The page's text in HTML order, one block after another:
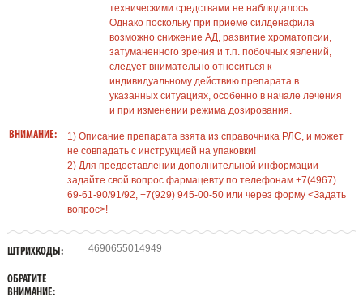
техническими средствами не наблюдалось.
Однако поскольку при приеме силденафила
возможно снижение АД, развитие хроматопсии,
затуманенного зрения и т.п. побочных явлений,
следует внимательно относиться к
индивидуальному действию препарата в
указанных ситуациях, особенно в начале лечения
и при изменении режима дозирования.
ВНИМАНИЕ:
1) Описание препарата взята из справочника РЛС, и может
не совпадать с инструкцией на упаковки!
2) Для предоставлении дополнительной информации
задайте свой вопрос фармацевту по телефонам +7(4967)
69-61-90/91/92, +7(929) 945-00-50 или через форму <Задать
вопрос>!
ШТРИХКОДЫ: 4690655014949
ОБРАТИТЕ
ВНИМАНИЕ: